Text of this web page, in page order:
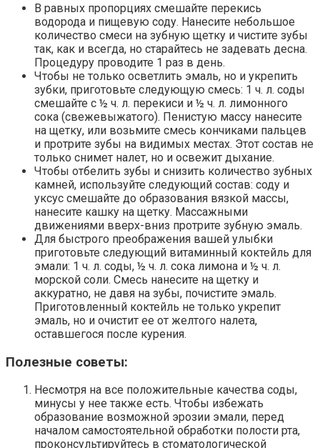
В равных пропорциях смешайте перекись
водорода и пищевую соду. Нанесите небольшое
количество смеси на зубную щетку и чистите зубы
так, как и всегда, но старайтесь не задевать десна.
Процедуру проводите 1 раз в день.
Чтобы не только осветлить эмаль, но и укрепить
зубки, приготовьте следующую смесь: 1 ч. л. соды
смешайте с ½ ч. л. перекиси и ½ ч. л. лимонного
сока (свежевыжатого). Пенистую массу нанесите
на щетку, или возьмите смесь кончиками пальцев
и протрите зубы на видимых местах. Этот состав не
только снимет налет, но и освежит дыхание.
Чтобы отбелить зубы и снизить количество зубных
камней, используйте следующий состав: соду и
уксус смешайте до образования вязкой массы,
нанесите кашку на щетку. Массажными
движениями вверх-вниз протрите зубную эмаль.
Для быстрого преображения вашей улыбки
приготовьте следующий витаминный коктейль для
эмали: 1 ч. л. соды, ½ ч. л. сока лимона и ½ ч. л.
морской соли. Смесь нанесите на щетку и
аккуратно, не давя на зубы, почистите эмаль.
Приготовленный коктейль не только укрепит
эмаль, но и очистит ее от желтого налета,
оставшегося после курения.
Полезные советы:
Несмотря на все положительные качества соды,
минусы у нее также есть. Чтобы избежать
образование возможной эрозии эмали, перед
началом самостоятельной обработки полости рта,
проконсультируйтесь в стоматологической